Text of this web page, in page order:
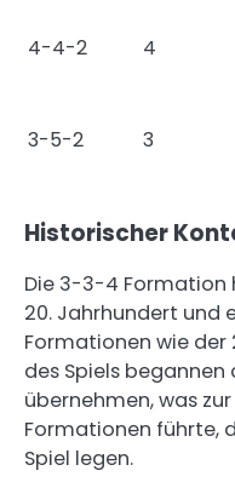
4-4-2 4
3-5-2 3
Historischer
Die 3-3-4 Formation
20. Jahrhundert und
Formationen wie
des Spiels begannen
übernehmen, was
Formationen führte,
Spiel legen.